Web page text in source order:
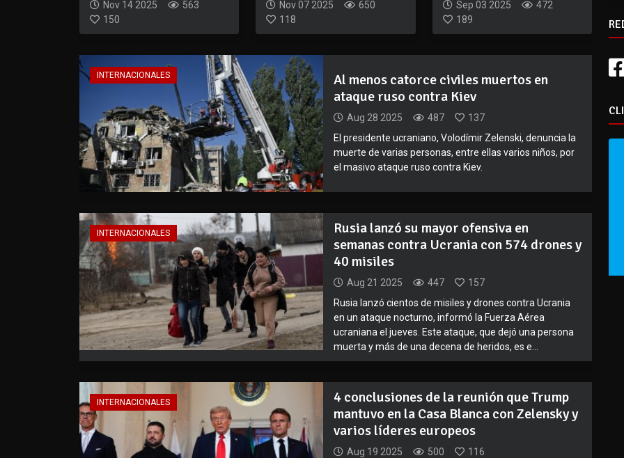
Nov 14 2025
563
150
Nov 07 2025
650
118
Sep 03 2025
472
189
INTERNACIONALES
Al menos catorce civiles muertos en
ataque ruso contra Kiev
Aug 28 2025 487
137
El presidente ucraniano, Volodímir Zelenski, denuncia la
muerte de varias personas, entre ellas varios niños, por
el masivo ataque ruso contra Kiev.
INTERNACIONALES
Rusia lanzó su mayor ofensiva en
semanas contra Ucrania con 574 drones y
40 misiles
Aug 21 2025 447
157
Rusia lanzó cientos de misiles y drones contra Ucrania
en un ataque nocturno, informó la Fuerza Aérea
ucraniana el jueves. Este ataque, que dejó una persona
muerta y más de una decena de heridos, es e...
INTERNACIONALES
4 conclusiones de la reunión que Trump
mantuvo en la Casa Blanca con Zelensky y
varios líderes europeos
Aug 19 2025 500
116